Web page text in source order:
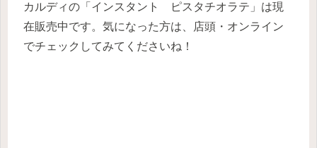
カルディの「インスタント ピスタチオラテ」は現
在販売中です。気になった方は、店頭・オンライン
でチェックしてみてくださいね！